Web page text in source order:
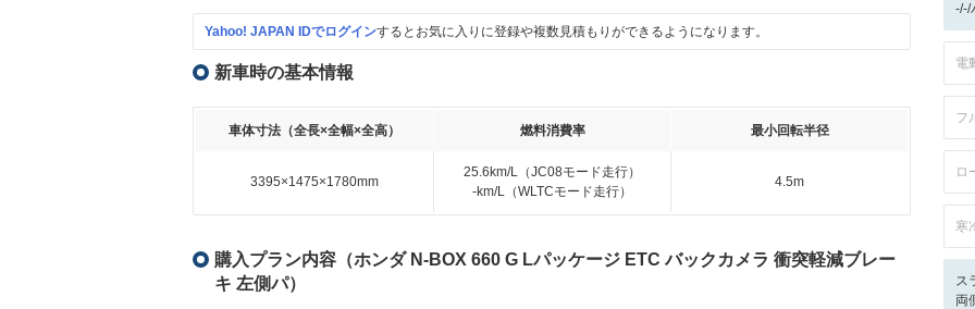
Yahoo! JAPAN IDでログインするとお気に入りに登録や複数見積もりができるようになります。
新車時の基本情報
車体寸法（全長×全幅×全高） 燃料消費率 最小回転半径
3395×1475×1780mm
25.6km/L（JC08モード走行）
-km/L（WLTCモード走行）
4.5m
購入プラン内容（ホンダ N-BOX 660 G Lパッケージ ETC バックカメラ 衝突軽減ブレー
キ 左側パ）
-/-/
電
フ
ロ
寒
ス
両